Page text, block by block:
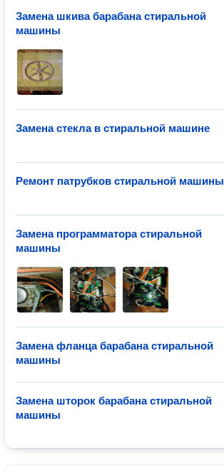
Замена шкива барабана стиральной
машины
Замена стекла в стиральной машине
Ремонт патрубков стиральной машины
Замена программатора стиральной
машины
Замена фланца барабана стиральной
машины
Замена шторок барабана стиральной
машины